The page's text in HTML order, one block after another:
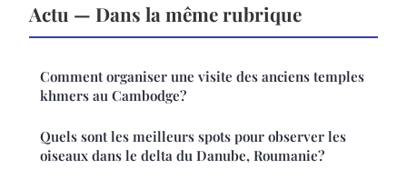
Actu — Dans la même rubrique
Comment organiser une visite des anciens temples
khmers au Cambodge?
Quels sont les meilleurs spots pour observer les
oiseaux dans le delta du Danube, Roumanie?